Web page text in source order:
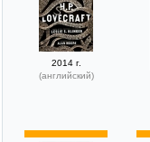
2014 г.
(английский)